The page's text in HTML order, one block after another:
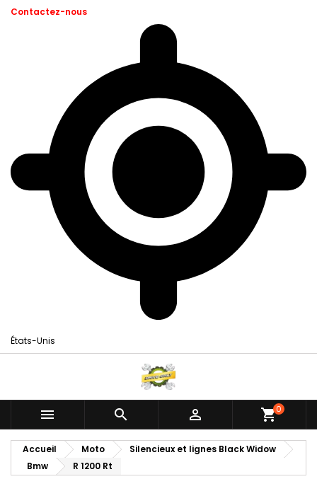
Contactez-nous
États-Unis
   shopping_cart0
Accueil Moto
Silencieux et lignes Black Widow
Bmw
R 1200 Rt